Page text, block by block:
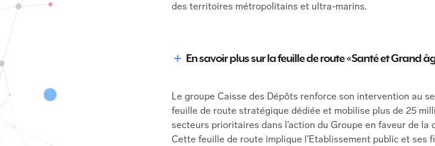
des territoires métropolitains et ultra-marins.
En savoir plus sur la feuille de route « Santé et Grand
Le groupe Caisse des Dépôts renforce son intervention au
feuille de route stratégique dédiée et mobilise plus de 25
secteurs prioritaires dans l’action du Groupe en faveur de
Cette feuille de route implique l’Etablissement public et ses